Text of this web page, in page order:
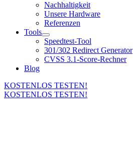
Nachhaltigkeit
Unsere Hardware
Referenzen
Tools
Speedtest-Tool
301/302 Redirect Generator
CVSS 3.1-Score-Rechner
Blog
KOSTENLOS TESTEN!
KOSTENLOS TESTEN!